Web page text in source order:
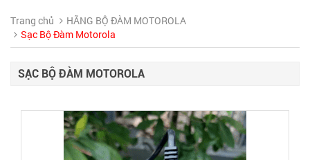
Trang chủ
HÃNG BỘ ĐÀM MOTOROLA
Sạc Bộ Đàm Motorola
SẠC BỘ ĐÀM MOTOROLA